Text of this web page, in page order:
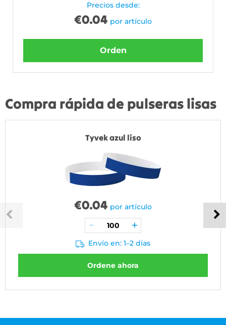
Precios desde:
€0.04 por artículo
Orden
Compra rápida de pulseras lisas
Tyvek azul liso
€0.04 por artículo
Envío en: 1–2 días
Ordene ahora